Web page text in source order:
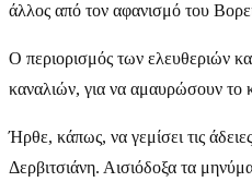
άλλος από τον αφανισμό του
Ο περιορισμός των ελευθεριών
καναλιών, για να αμαυρώσουν το
Ήρθε, κάπως, να γεμίσει τις
Δερβιτσιάνη. Αισιόδοξα τα